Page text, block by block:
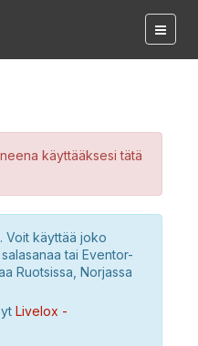
käyttääksesi tätä
Voit käyttää joko
tai Eventor-
Ruotsissa, Norjassa
Livelox -